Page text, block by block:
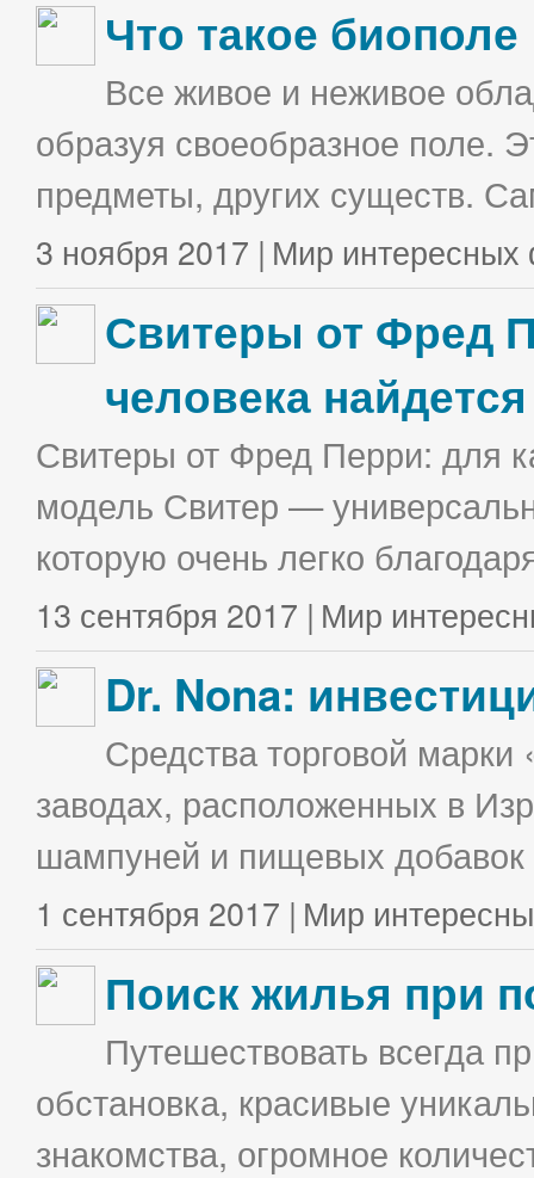
Что такое биополе
Все живое и неживое
образуя своеобразное поле.
предметы, других существ.
3 ноября 2017 | Мир интересных
Свитеры от Фред
человека
Свитеры от Фред Перри: для
модель Свитер —
которую очень легко
13 сентября 2017 | Мир
Dr. Nona:
Средства торговой
заводах, расположенных в
шампуней и пищевых
1 сентября 2017 | Мир
Поиск жилья при
Путешествовать всегда
обстановка, красивые
знакомства, огромное